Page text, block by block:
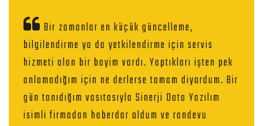
Bir zamanlar en küçük güncelleme,
bilgilendirme ya da yetkilendirme için servis
hizmeti alan bir bayim vardı. Yaptıkları işten pek
anlamadığım için ne derlerse tamam diyordum. Bir
gün tanıdığım vasıtasıyla Sinerji Data Yazılım
isimli firmadan haberdar oldum ve randevu